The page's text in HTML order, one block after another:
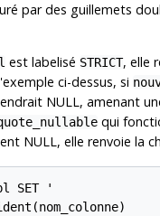
par des guillemets
est labelisé STRICT, elle
ci-dessus, si
NULL, amenant
qui
NULL, elle renvoie la
SET '